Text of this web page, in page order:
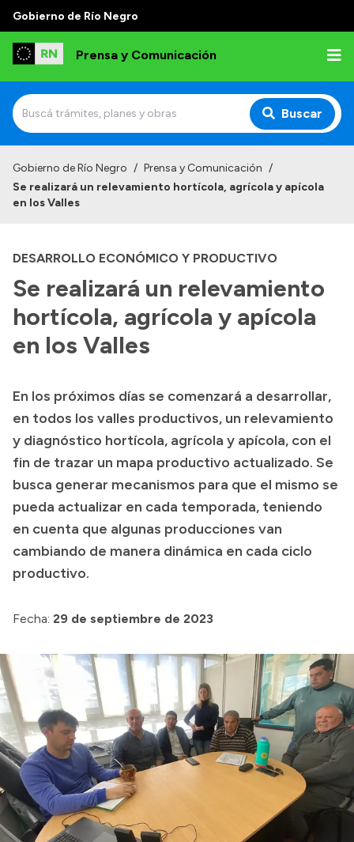
Gobierno de Río Negro
Prensa y Comunicación
Buscar
Institucional
Referentes de prensa
Archivo de noticias
Transparencia
Boletín Oficial
Compras y licitaciones
Consulta de expedientes
Consulta de pago a proveedores
Convocatorias
Intranet
Gobierno de Río Negro / Prensa y Comunicación /
Se realizará un relevamiento hortícola, agrícola y apícola
en los Valles
DESARROLLO ECONÓMICO Y PRODUCTIVO
Se realizará un relevamiento
hortícola, agrícola y apícola
en los Valles
En los próximos días se comenzará a desarrollar,
en todos los valles productivos, un relevamiento
y diagnóstico hortícola, agrícola y apícola, con el
fin de trazar un mapa productivo actualizado. Se
busca generar mecanismos para que el mismo se
pueda actualizar en cada temporada, teniendo
en cuenta que algunas producciones van
cambiando de manera dinámica en cada ciclo
productivo.
Fecha: 29 de septiembre de 2023